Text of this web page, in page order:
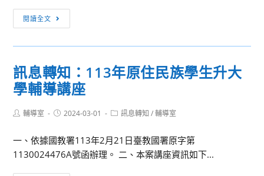
臺
術
學
辦
「中
小
學
在
閱讀全文
息
轉
2024
淡
大
工
學
院
訊息轉知：113年原住民族學生升大
學輔導講座
Post輔導室
Post2024-03-01
Post訊息轉知 / 輔導室
一、依據國教署113年2月21日臺教國署原字第
1130024476A號函辦理。 二、本案講座資訊如下...